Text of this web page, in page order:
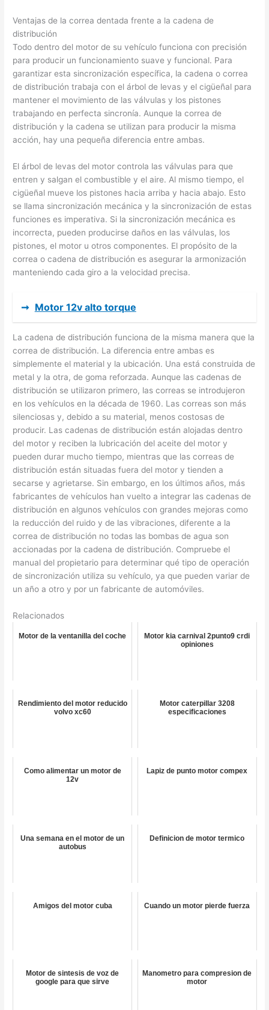
Ventajas de la correa dentada frente a la cadena de
distribución
Todo dentro del motor de su vehículo funciona con precisión
para producir un funcionamiento suave y funcional. Para
garantizar esta sincronización específica, la cadena o correa
de distribución trabaja con el árbol de levas y el cigüeñal para
mantener el movimiento de las válvulas y los pistones
trabajando en perfecta sincronía. Aunque la correa de
distribución y la cadena se utilizan para producir la misma
acción, hay una pequeña diferencia entre ambas.
El árbol de levas del motor controla las válvulas para que
entren y salgan el combustible y el aire. Al mismo tiempo, el
cigüeñal mueve los pistones hacia arriba y hacia abajo. Esto
se llama sincronización mecánica y la sincronización de estas
funciones es imperativa. Si la sincronización mecánica es
incorrecta, pueden producirse daños en las válvulas, los
pistones, el motor u otros componentes. El propósito de la
correa o cadena de distribución es asegurar la armonización
manteniendo cada giro a la velocidad precisa.
➞ Motor 12v alto torque
La cadena de distribución funciona de la misma manera que la
correa de distribución. La diferencia entre ambas es
simplemente el material y la ubicación. Una está construida de
metal y la otra, de goma reforzada. Aunque las cadenas de
distribución se utilizaron primero, las correas se introdujeron
en los vehículos en la década de 1960. Las correas son más
silenciosas y, debido a su material, menos costosas de
producir. Las cadenas de distribución están alojadas dentro
del motor y reciben la lubricación del aceite del motor y
pueden durar mucho tiempo, mientras que las correas de
distribución están situadas fuera del motor y tienden a
secarse y agrietarse. Sin embargo, en los últimos años, más
fabricantes de vehículos han vuelto a integrar las cadenas de
distribución en algunos vehículos con grandes mejoras como
la reducción del ruido y de las vibraciones, diferente a la
correa de distribución no todas las bombas de agua son
accionadas por la cadena de distribución. Compruebe el
manual del propietario para determinar qué tipo de operación
de sincronización utiliza su vehículo, ya que pueden variar de
un año a otro y por un fabricante de automóviles.
Relacionados
Motor de la ventanilla del coche
Motor kia carnival 2punto9 crdi
opiniones
Rendimiento del motor reducido
volvo xc60
Motor caterpillar 3208
especificaciones
Como alimentar un motor de
12v
Lapiz de punto motor compex
Una semana en el motor de un
autobus
Definicion de motor termico
Amigos del motor cuba Cuando un motor pierde fuerza
Motor de sintesis de voz de
google para que sirve
Manometro para compresion de
motor